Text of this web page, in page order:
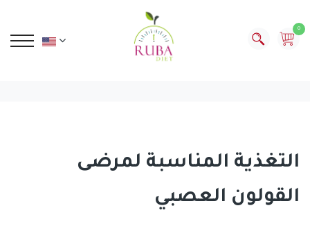
0
التغذية المناسبة لمرضى
القولون العصبي